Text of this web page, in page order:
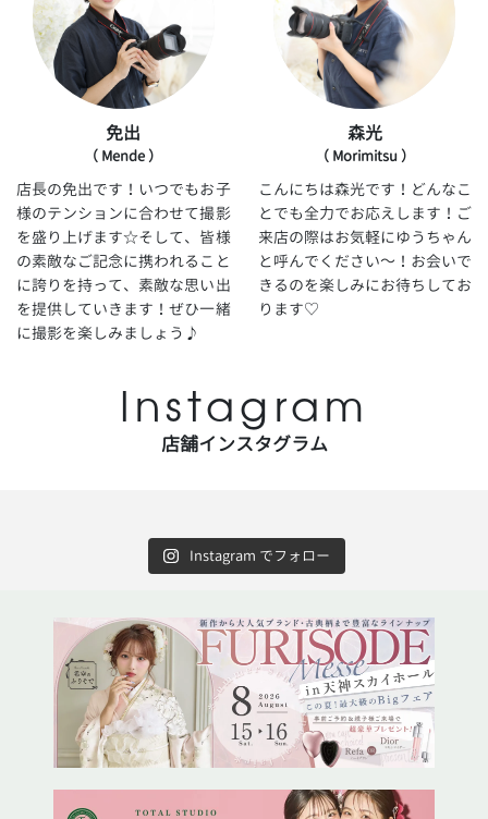
免出
Mende
店長の免出です！いつでもお子
様のテンションに合わせて撮影
を盛り上げます☆そして、皆様
の素敵なご記念に携われること
に誇りを持って、素敵な思い出
を提供していきます！ぜひ一緒
に撮影を楽しみましょう♪
森光
Morimitsu
こんにちは森光です！どんなこ
とでも全力でお応えします！ご
来店の際はお気軽にゆうちゃん
と呼んでください～！お会いで
きるのを楽しみにお待ちしてお
ります♡
店舗インスタグラム
Instagram
Instagram でフォロー